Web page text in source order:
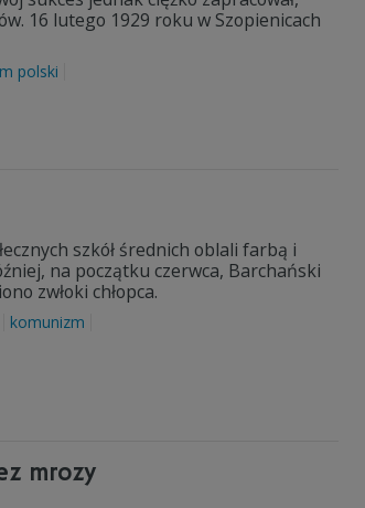
16 lutego 1929 roku w Szopienicach
polski
szkół średnich oblali farbą i
na początku czerwca, Barchański
zwłoki chłopca.
komunizm
mrozy